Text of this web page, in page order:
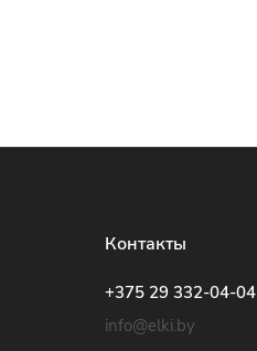
Контакты
+375 29 332-04-04
info@elki.by